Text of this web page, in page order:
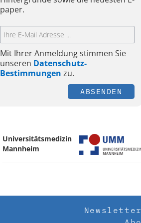
paper.
Mit Ihrer Anmeldung stimmen Sie
unseren Datenschutz-
Bestimmungen zu.
ABSENDEN
Universitätsmedizin
Mannheim
Newsletter